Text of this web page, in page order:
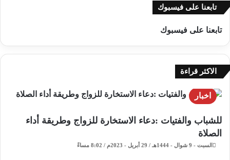
تابعنا على فيسبوك
تابعنا على فيسبوك
الاكثر قراءة
اخبار
للشباب والفتيات :دعاء الاستخارة للزواج وطريقة أداء
الصلاة
السبت - 9 شوال - 1444هـ / 29 أبريل - 2023م / 8:02 مساءً